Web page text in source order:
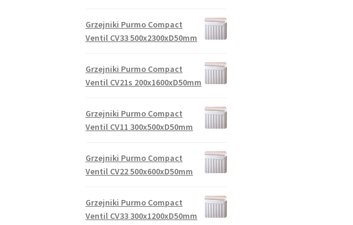
Grzejniki Purmo Compact
Ventil CV33 500x2300xD50mm
Grzejniki Purmo Compact
Ventil CV21s 200x1600xD50mm
Grzejniki Purmo Compact
Ventil CV11 300x500xD50mm
Grzejniki Purmo Compact
Ventil CV22 500x600xD50mm
Grzejniki Purmo Compact
Ventil CV33 300x1200xD50mm